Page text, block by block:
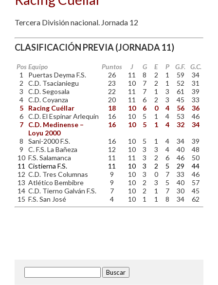
Tercera División nacional. Jornada 12
CLASIFICACIÓN PREVIA (JORNADA 11)
Pos Equipo Puntos J G E P G.F.
G.C.
1
Puertas Deyma F.S. 26 11 8 2 1 59
34
2
C.D. Tsacianiegu 23 10 7 2 1 52
31
3
C.D. Segosala 22 11 7 1 3 61
39
4 C.D. Coyanza 20 11 6 2 3 45
33
5
Racing Cuéllar 18 10 6 0 4 56
36
6 C.D. El Espinar Arlequin 16 10 5 1 4 53
46
7
C.D. Medinense –
Loyu 2000
16 10 5 1 4 32
34
8
Sani-2000 F.S. 16 10 5 1 4 34
39
9
C. F.S. La Bañeza 12 10 3 3 4 40
48
10 F.S. Salamanca 11 11 3 2 6 46
50
11 Cistierna F.S. 11 10 3 2 5 29
44
12 C.D. Tres Columnas 9 10 3 0 7 33
46
13 Atlético Bembibre 9 10 2 3 5 40
57
14 C.D. Tierno Galván F.S. 7 10 2 1 7 30
45
15 F.S. San José 4 10 1 1 8 34 62
Buscar: